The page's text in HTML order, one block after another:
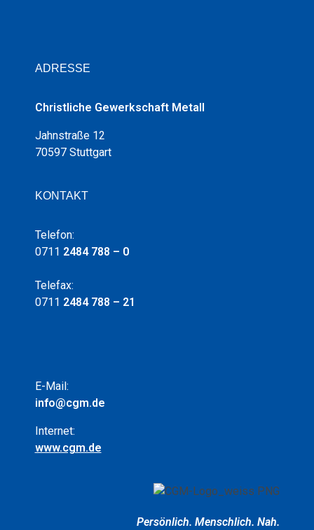
ADRESSE
Christliche Gewerkschaft Metall
Jahnstraße 12
70597 Stuttgart
KONTAKT
Telefon:
0711 2484 788 – 0
Telefax:
0711 2484 788 – 21
E-Mail:
info@cgm.de
Internet:
www.cgm.de
Persönlich. Menschlich. Nah.